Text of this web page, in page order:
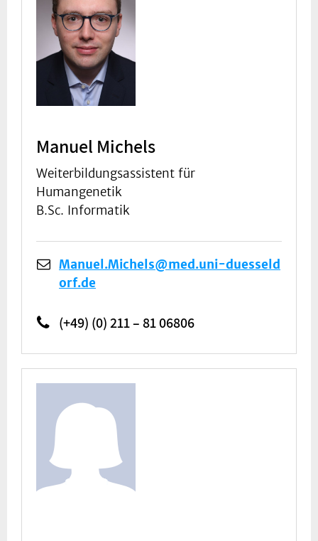
Manuel Michels
Weiterbildungsassistent für
Humangenetik
B.Sc. Informatik
Manuel.Michels@med.uni-duesseld
orf.de
(+49) (0) 211 – 81 06806